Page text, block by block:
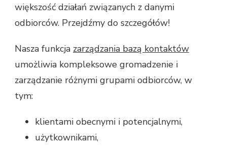
większość działań związanych z danymi
odbiorców. Przejdźmy do szczegółów!
Nasza funkcja zarządzania bazą kontaktów
umożliwia kompleksowe gromadzenie i
zarządzanie różnymi grupami odbiorców, w
tym:
klientami obecnymi i potencjalnymi,
użytkownikami,